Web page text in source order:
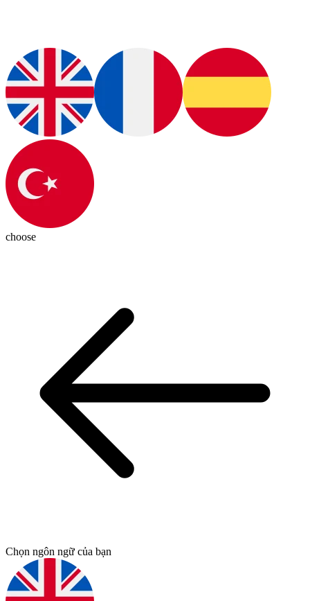
choose
Chọn ngôn ngữ của bạn